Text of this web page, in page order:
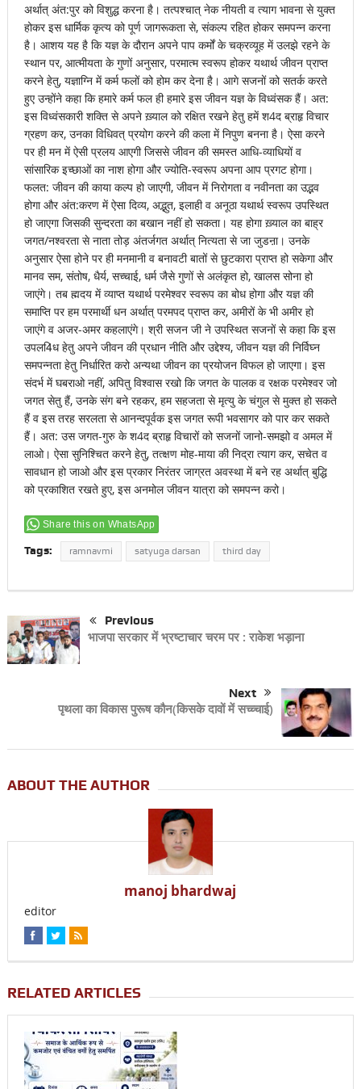
अर्थात् अंत:पुर को विशुद्ध करना है। तत्पश्चात् नेक नीयती व त्याग भावना से युक्त
होकर इस धार्मिक कृत्य को पूर्ण जागरूकता से, संकल्प रहित होकर समपन्न करना
है। आशय यह है कि यज्ञ के दौरान अपने पाप कर्मों के चक्रव्यूह में उलझे रहने के
स्थान पर, आत्मीयता के गुणों अनुसार, परमात्म स्वरूप होकर यथार्थ जीवन प्राप्त
करने हेतु, यज्ञाग्नि में कर्म फलों को होम कर देना है। आगे सजनों को सतर्क करते
हुए उन्होंने कहा कि हमारे कर्म फल ही हमारे इस जीवन यज्ञ के विध्वंसक हैं। अत:
इस विध्वंसकारी शक्ति से अपने ख़्याल को रक्षित रखने हेतु हमें श4द ब्राहृ विचार
ग्रहण कर, उनका विधिवत् प्रयोग करने की कला में निपुण बनना है। ऐसा करने
पर ही मन में ऐसी प्रलय आएगी जिससे जीवन की समस्त आधि-व्याधियों व
सांसारिक इच्छाओं का नाश होगा और ज्योति-स्वरूप अपना आप प्रगट होगा।
फलत: जीवन की काया कल्प हो जाएगी, जीवन में निरोगता व नवीनता का उद्भव
होगा और अंत:करण में ऐसा दिव्य, अद्भुत, इलाही व अनूठा यथार्थ स्वरूप उपस्थित
हो जाएगा जिसकी सुन्दरता का बखान नहीं हो सकता। यह होगा ख़्याल का बाह्र
जगत/नश्वरता से नाता तोड़ अंतर्जगत अर्थात् नित्यता से जा जुडऩा। उनके
अनुसार ऐसा होने पर ही मनमानी व बनावटी बातों से छुटकारा प्राप्त हो सकेगा और
मानव सम, संतोष, धैर्य, सच्चाई, धर्म जैसे गुणों से अलंकृत हो, खालस सोना हो
जाएंगे। तब ह्मदय में व्याप्त यथार्थ परमेश्वर स्वरूप का बोध होगा और यज्ञ की
समाप्ति पर हम परमार्थी धन अर्थात् परमपद प्राप्त कर, अमीरों के भी अमीर हो
जाएंगे व अजर-अमर कहलाएंगे। श्री सजन जी ने उपस्थित सजनों से कहा कि इस
उपल4िध हेतु अपने जीवन की प्रधान नीति और उद्देश्य, जीवन यज्ञ की निर्विघ्न
समपन्नता हेतु निर्धारित करो अन्यथा जीवन का प्रयोजन विफल हो जाएगा। इस
संदर्भ में घबराओ नहीं, अपितु विश्वास रखो कि जगत के पालक व रक्षक परमेश्वर जो
जगत सेतु हैं, उनके संग बने रहकर, हम सहजता से मृत्यु के चंगुल से मुक्त हो सकते
हैं व इस तरह सरलता से आनन्दपूर्वक इस जगत रूपी भवसागर को पार कर सकते
हैं। अत: उस जगत-गुरु के श4द ब्राहृ विचारों को सजनों जानो-समझो व अमल में
लाओ। ऐसा सुनिश्चित करने हेतु, तत्क्षण मोह-माया की निद्रा त्याग कर, सचेत व
सावधान हो जाओ और इस प्रकार निरंतर जाग्रत अवस्था में बने रह अर्थात् बुद्धि
को प्रकाशित रखते हुए, इस अनमोल जीवन यात्रा को समपन्न करो।
Share this on WhatsApp
Tags: ramnavmi satyuga darsan third day
Previous
भाजपा सरकार में भ्रष्टाचार चरम पर : राकेश भड़ाना
Next
पृथला का विकास पुरूष कौन(किसके दावों में सच्च्चाई)
ABOUT THE AUTHOR
manoj bhardwaj
editor
RELATED ARTICLES